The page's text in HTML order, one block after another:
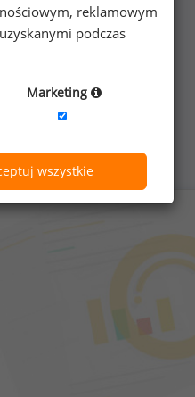
reklamowym
podczas
Marketing
wszystkie